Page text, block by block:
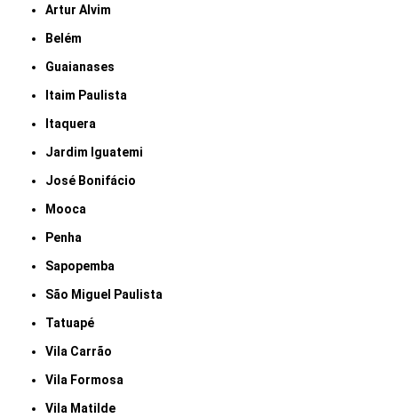
Artur Alvim
Belém
Guaianases
Itaim Paulista
Itaquera
Jardim Iguatemi
José Bonifácio
Mooca
Penha
Sapopemba
São Miguel Paulista
Tatuapé
Vila Carrão
Vila Formosa
Vila Matilde